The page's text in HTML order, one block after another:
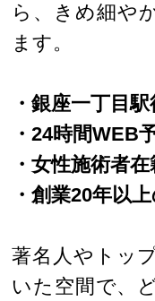
ら、きめ細や
ます。
・銀座一丁目
・24時間WEB
・女性施術者
・創業20年以
著名人やトッ
いた空間で、